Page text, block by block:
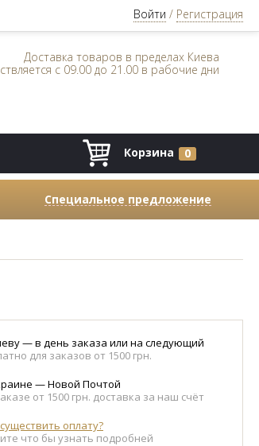
Войти / Регистрация
Доставка товаров в пределах Киева
с 09.00 до 21.00 в рабочие дни
Корзина 0
Специальное предложение
— в день заказа или на следующий
для заказов от 1500 грн.
— Новой Почтой
от 1500 грн. доставка за наш счёт
оплату?
что бы узнать подробней